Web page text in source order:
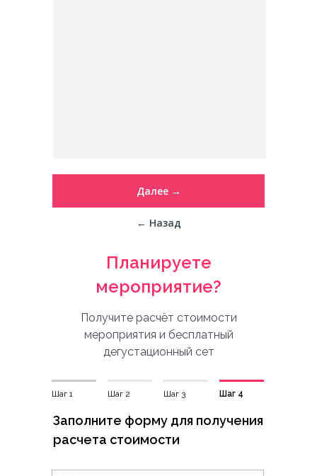
← Назад
Далее →
Планируете
мероприятие?
Получите расчёт стоимости
мероприятия и бесплатный
дегустационный сет
Шаг 1 Шаг 2 Шаг 3 Шаг 4
Заполните форму для получения
расчета стоимости